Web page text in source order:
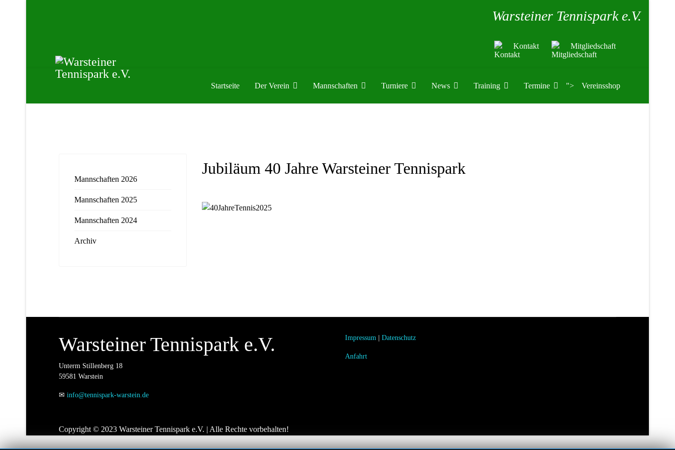
Warsteiner Tennispark e.V.
Kontakt Mitgliedschaft
Startseite Der Verein Mannschaften Turniere News Training Termine "> Vereinsshop
Mannschaften 2026
Mannschaften 2025
Mannschaften 2024
Archiv
Jubiläum 40 Jahre Warsteiner Tennispark
Warsteiner Tennispark e.V.
Unterm Stillenberg 18
59581 Warstein
✉ info@tennispark-warstein.de
Impressum Datenschutz
Anfahrt
Copyright © 2023 Warsteiner Tennispark e.V. | Alle Rechte vorbehalten!